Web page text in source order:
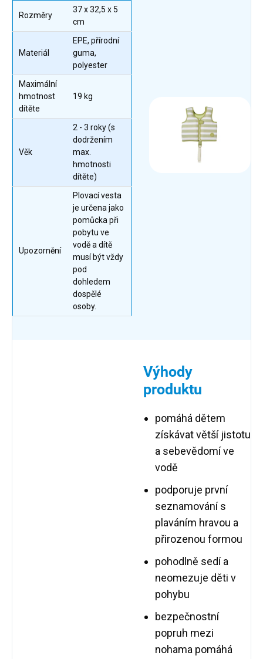
Rozměry
37 x 32,5 x 5
cm
Materiál
EPE, přírodní
guma,
polyester
Maximální
hmotnost
dítěte
19 kg
Věk
2 - 3 roky (s
dodržením
max.
hmotnosti
dítěte)
Upozornění
Plovací vesta
je určena jako
pomůcka při
pobytu ve
vodě a dítě
musí být vždy
pod
dohledem
dospělé
osoby.
Výhody
produktu
pomáhá dětem
získávat větší jistotu
a sebevědomí ve
vodě
podporuje první
seznamování s
plaváním hravou a
přirozenou formou
pohodlně sedí a
neomezuje děti v
pohybu
bezpečnostní
popruh mezi
nohama pomáhá